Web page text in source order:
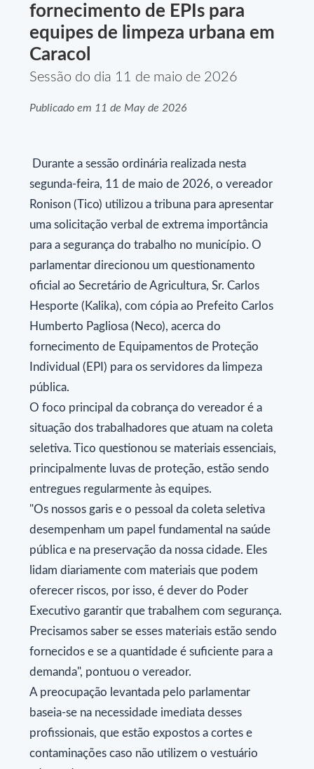
fornecimento de EPIs para
equipes de limpeza urbana em
Caracol
Sessão do dia 11 de maio de 2026
Publicado em 11 de May de 2026
Durante a sessão ordinária realizada nesta
segunda-feira, 11 de maio de 2026, o vereador
Ronison (Tico) utilizou a tribuna para apresentar
uma solicitação verbal de extrema importância
para a segurança do trabalho no município. O
parlamentar direcionou um questionamento
oficial ao Secretário de Agricultura, Sr. Carlos
Hesporte (Kalika), com cópia ao Prefeito Carlos
Humberto Pagliosa (Neco), acerca do
fornecimento de Equipamentos de Proteção
Individual (EPI) para os servidores da limpeza
pública.
​O foco principal da cobrança do vereador é a
situação dos trabalhadores que atuam na coleta
seletiva. Tico questionou se materiais essenciais,
principalmente luvas de proteção, estão sendo
entregues regularmente às equipes.
​"Os nossos garis e o pessoal da coleta seletiva
desempenham um papel fundamental na saúde
pública e na preservação da nossa cidade. Eles
lidam diariamente com materiais que podem
oferecer riscos, por isso, é dever do Poder
Executivo garantir que trabalhem com segurança.
Precisamos saber se esses materiais estão sendo
fornecidos e se a quantidade é suficiente para a
demanda", pontuou o vereador.
​A preocupação levantada pelo parlamentar
baseia-se na necessidade imediata desses
profissionais, que estão expostos a cortes e
contaminações caso não utilizem o vestuário